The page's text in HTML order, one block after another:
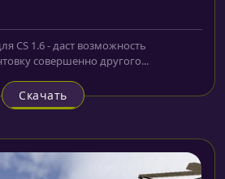
CS 1.6 - даст возможность
совершенно другого...
Скачать